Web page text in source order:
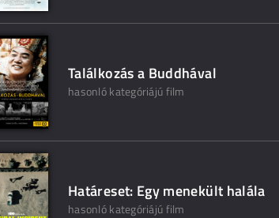
Találkozás a Buddhával
hasonló kategóriájú film
Határeset: Egy menekült halála
hasonló kategóriájú film